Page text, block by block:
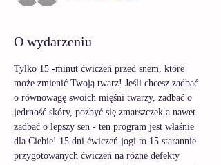
O wydarzeniu
Tylko 15 -minut ćwiczeń przed snem, które
może zmienić Twoją twarz! Jeśli chcesz zadbać
o równowagę swoich mięśni twarzy, zadbać o
jędrność skóry, pozbyć się zmarszczek a nawet
zadbać o lepszy sen - ten program jest właśnie
dla Ciebie! 15 dni ćwiczeń jogi to 15 starannie
przygotowanych ćwiczeń na różne defekty